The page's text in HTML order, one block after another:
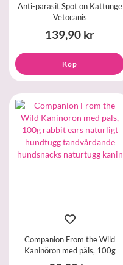
Anti-parasit Spot on Kattunge
Vetocanis
139,90 kr
Köp
Companion From the Wild
Kaninöron med päls, 100g